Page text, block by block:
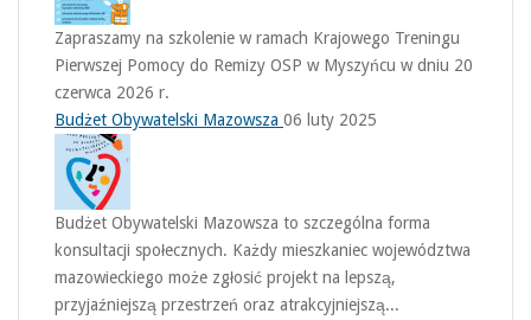
Zapraszamy na szkolenie w ramach Krajowego Treningu
Pierwszej Pomocy do Remizy OSP w Myszyńcu w dniu 20
czerwca 2026 r.
Budżet Obywatelski Mazowsza 06 luty 2025
Budżet Obywatelski Mazowsza to szczególna forma
konsultacji społecznych. Każdy mieszkaniec województwa
mazowieckiego może zgłosić projekt na lepszą,
przyjaźniejszą przestrzeń oraz atrakcyjniejszą...